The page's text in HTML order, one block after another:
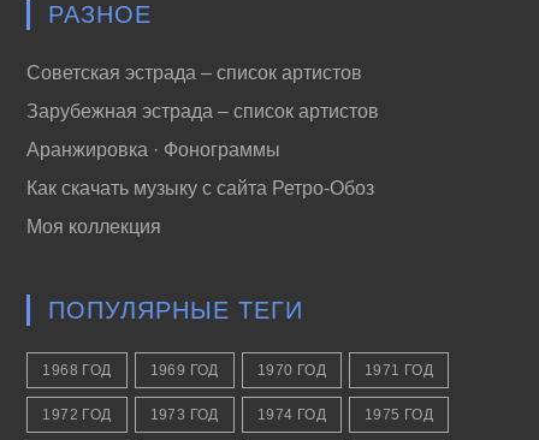
РАЗНОЕ
Советская эстрада – список артистов
Зарубежная эстрада – список артистов
Аранжировка · Фонограммы
Как скачать музыку с сайта Ретро-Обоз
Моя коллекция
ПОПУЛЯРНЫЕ ТЕГИ
1968 ГОД 1969 ГОД 1970 ГОД 1971 ГОД
1972 ГОД 1973 ГОД 1974 ГОД 1975 ГОД